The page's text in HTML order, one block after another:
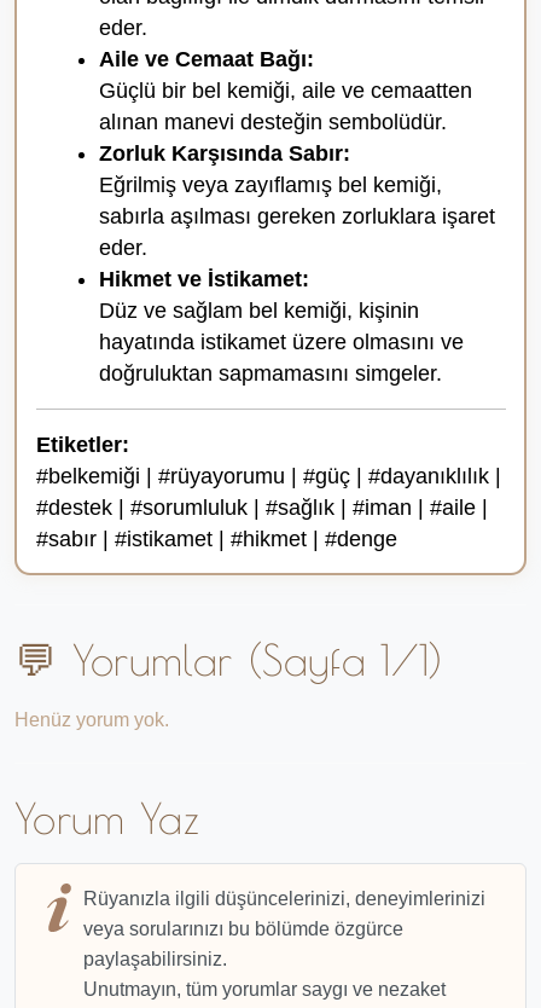
eder.
Aile ve Cemaat Bağı:
Güçlü bir bel kemiği, aile ve cemaatten
alınan manevi desteğin sembolüdür.
Zorluk Karşısında Sabır:
Eğrilmiş veya zayıflamış bel kemiği,
sabırla aşılması gereken zorluklara işaret
eder.
Hikmet ve İstikamet:
Düz ve sağlam bel kemiği, kişinin
hayatında istikamet üzere olmasını ve
doğruluktan sapmamasını simgeler.
Etiketler:
#belkemiği | #rüyayorumu | #güç | #dayanıklılık |
#destek | #sorumluluk | #sağlık | #iman | #aile |
#sabır | #istikamet | #hikmet | #denge
💬 Yorumlar (Sayfa 1/1)
Henüz yorum yok.
Yorum Yaz
Rüyanızla ilgili düşüncelerinizi, deneyimlerinizi
veya sorularınızı bu bölümde özgürce
paylaşabilirsiniz.
Unutmayın, tüm yorumlar saygı ve nezaket